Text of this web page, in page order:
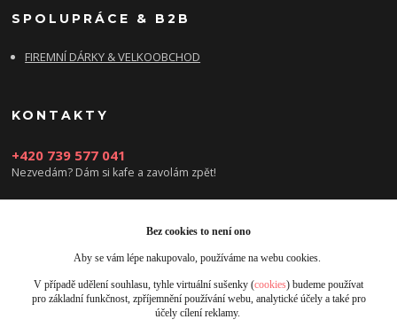
SPOLUPRÁCE & B2B
FIREMNÍ DÁRKY & VELKOOBCHOD
KONTAKTY
+420 739 577 041
Nezvedám? Dám si kafe a zavolám zpět!
info@damsikafe.cz
Bez cookies to není ono
Aby se vám lépe nakupovalo, používáme na webu cookies.
V případě udělení souhlasu, tyhle virtuální sušenky (cookies) budeme používat
pro základní funkčnost, zpříjemnění používání webu, analytické účely a také pro
účely cílení reklamy.